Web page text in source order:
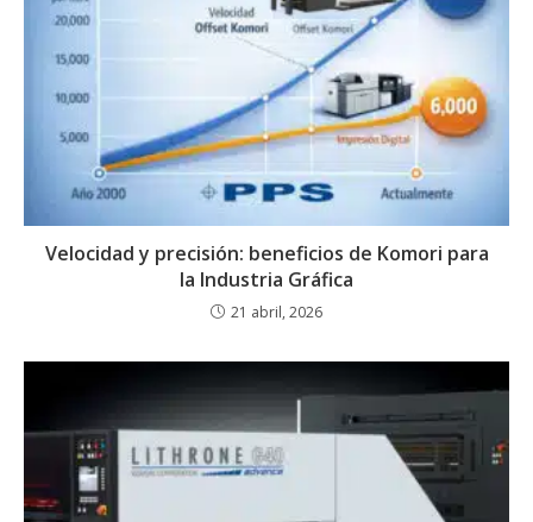
Velocidad y precisión: beneficios de Komori para
la Industria Gráfica
21 abril, 2026